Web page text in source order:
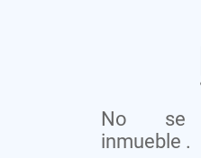
No se
inmueble .